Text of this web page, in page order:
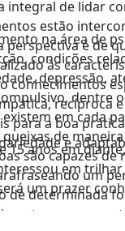
integral de lidar
estão
perspectiva é de
às
conhecimentos
recíproca
para a boa
e
na área de
condições
depressão,
dentre
em cada
de
são capazes
um
de determinada
sou
15 anos em
em
um prazer